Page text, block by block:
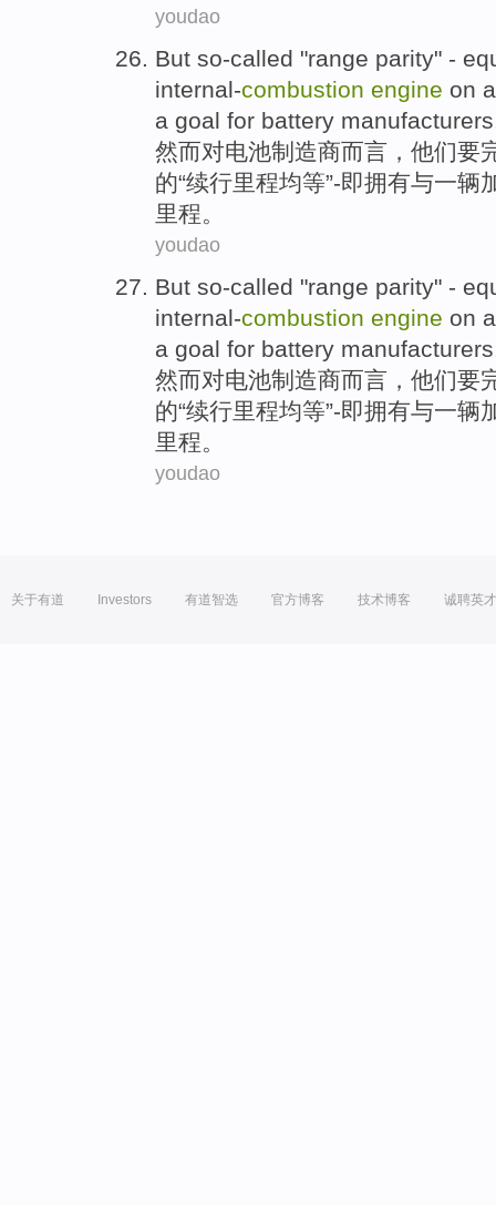
youdao
But so-called "range parity" -
internal-combustion engine on a
a goal for battery manufacturers
然而对电池制造商而言，他们要
的“续行里程均等”-即拥有与一辆
里程。
youdao
But so-called "range parity" -
internal-combustion engine on a
a goal for battery manufacturers
然而对电池制造商而言，他们要
的“续行里程均等”-即拥有与一辆
里程。
youdao
关于有道 Investors 有道智选 官方博客 技术博客 诚聘英才